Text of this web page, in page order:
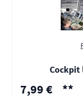
Cockpit
Sonderpreis
7,99 € **